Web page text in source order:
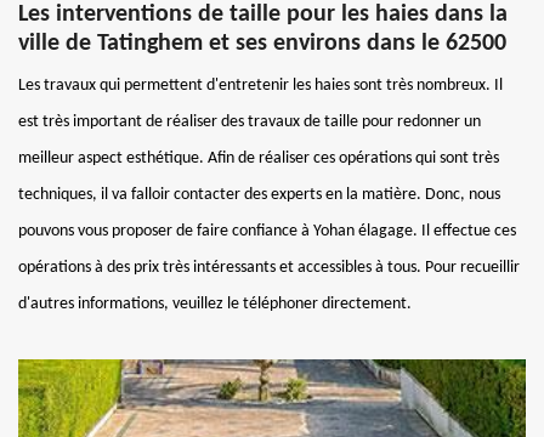
Les interventions de taille pour les haies dans la
ville de Tatinghem et ses environs dans le 62500
Les travaux qui permettent d'entretenir les haies sont très nombreux. Il
est très important de réaliser des travaux de taille pour redonner un
meilleur aspect esthétique. Afin de réaliser ces opérations qui sont très
techniques, il va falloir contacter des experts en la matière. Donc, nous
pouvons vous proposer de faire confiance à Yohan élagage. Il effectue ces
opérations à des prix très intéressants et accessibles à tous. Pour recueillir
d'autres informations, veuillez le téléphoner directement.